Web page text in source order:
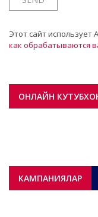
Этот сайт использует
как обрабатываются
ОНЛАЙН
КАМПАНИЯЛАР